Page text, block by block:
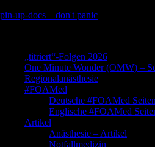
Skip
pin-up-docs – don't panic
„titriert“-Folgen 2026
One Minute Wonder (OMW) –
Regionalanästhesie
#FOAMed
Deutsche #FOAMed Seiten
Englische #FOAMed
Artikel
Anästhesie – Artikel
Notfallmedizin